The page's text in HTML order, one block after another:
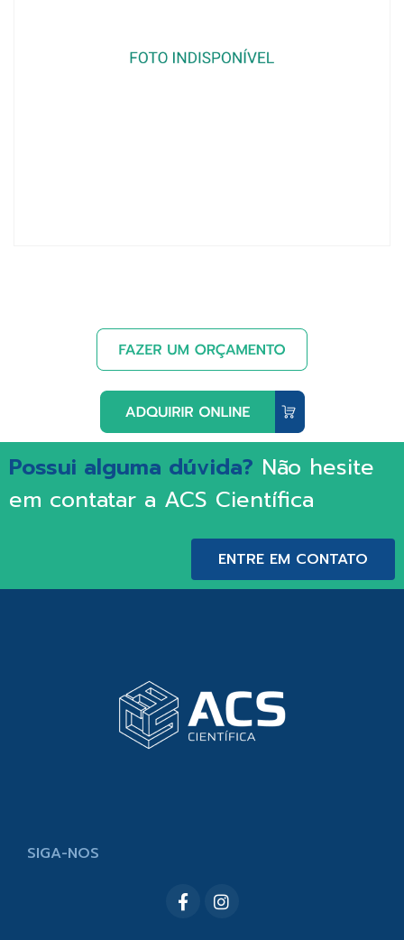
Possui alguma dúvida? Não hesite
em contatar a ACS Científica
ENTRE EM CONTATO
SIGA-NOS